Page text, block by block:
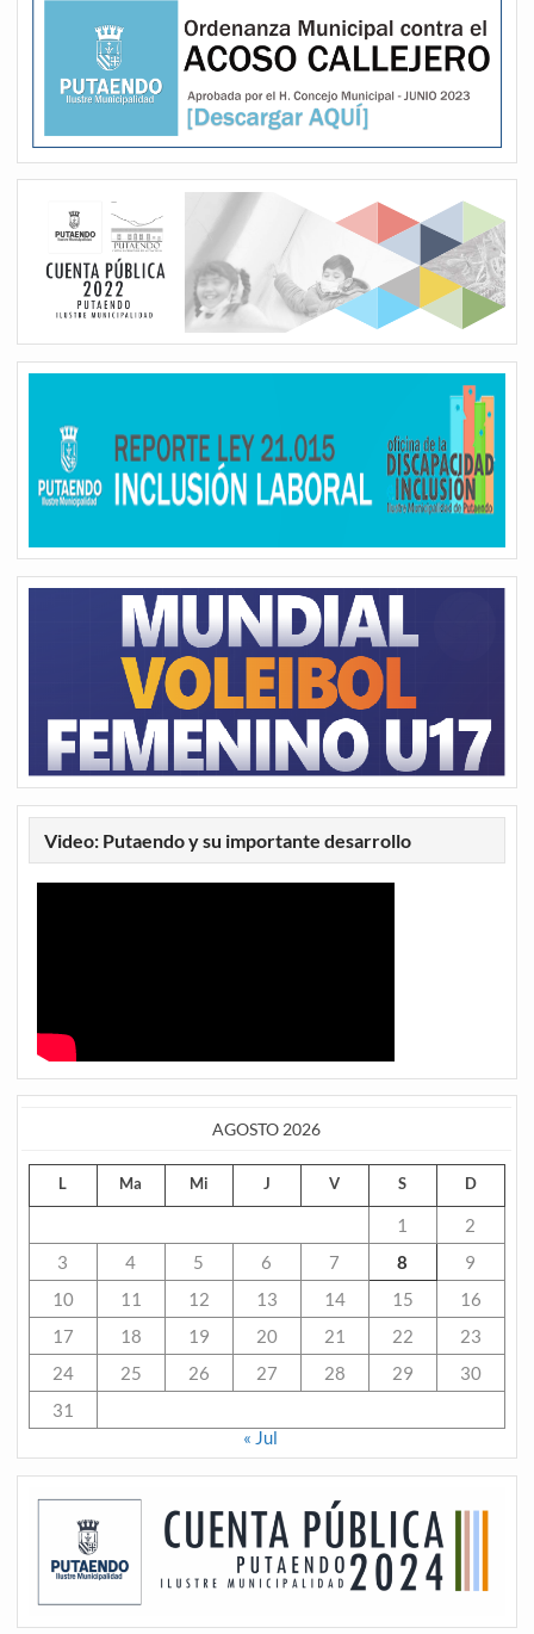
Video: Putaendo y su importante desarrollo
AGOSTO 2026
L Ma Mi J V S D
1
2
3
4 5 6 7 8
9
10
11 12 13 14 15
16
17
18 19 20 21 22
23
24
25 26 27 28 29
30
31
« Jul